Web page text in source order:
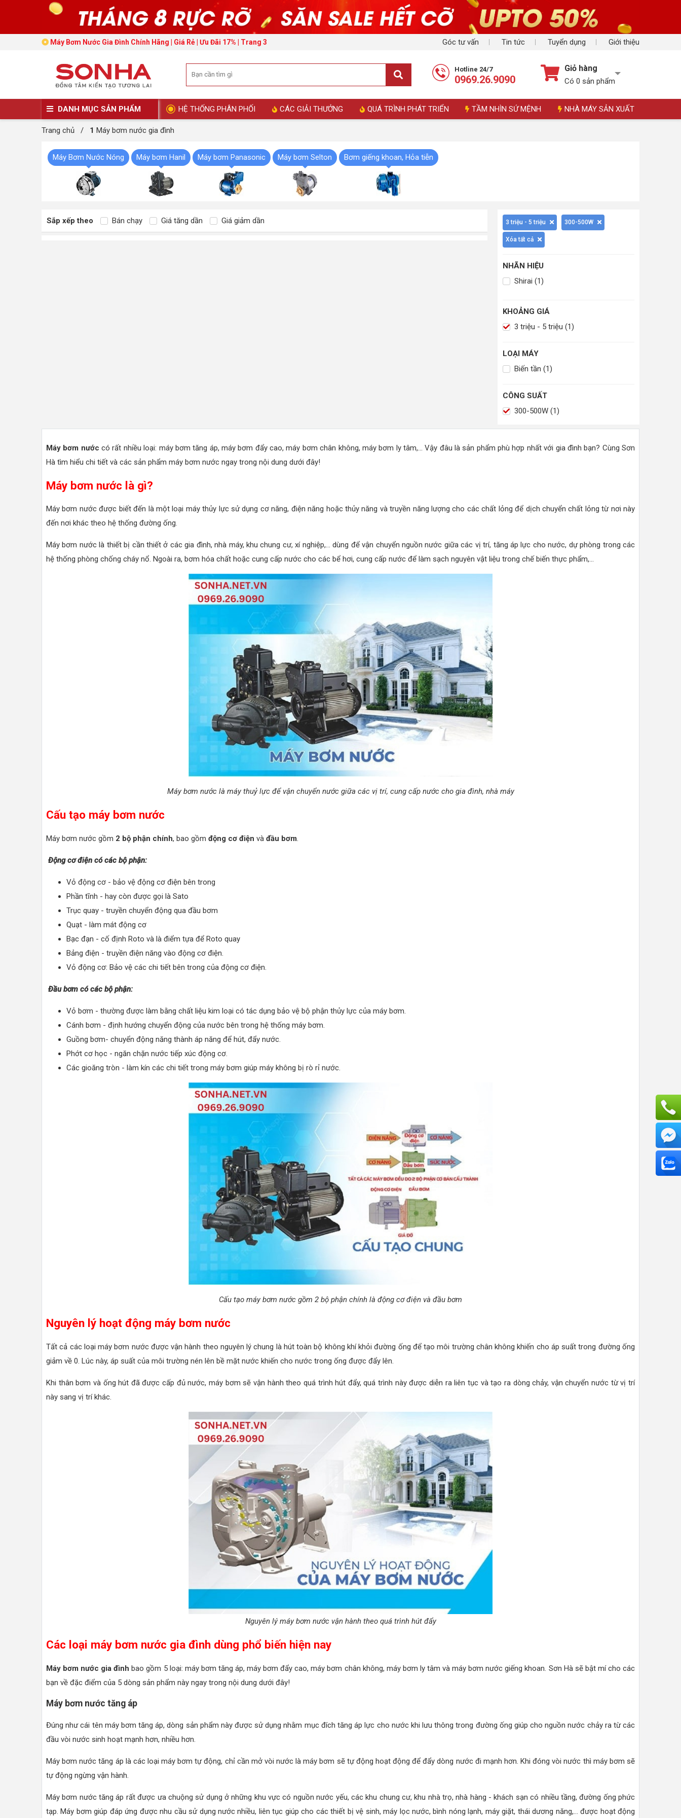
Góc tư vấn Tin tức Tuyển dụng Giới thiệu
Máy Bơm Nước Gia Đình Chính Hãng | Giá Rẻ | Ưu Đãi 17% | Trang 3
Hotline 24/7
0969.26.9090
Giỏ hàng
Có 0 sản phẩm
DANH MỤC SẢN PHẨM HỆ THỐNG PHÂN PHỐI CÁC GIẢI THƯỞNG QUÁ TRÌNH PHÁT TRIỂN TẦM NHÌN SỨ MỆNH NHÀ MÁY SẢN XUẤT
Trang chủ / 1 Máy bơm nước gia đình
Máy Bơm Nước Nóng Máy bơm Hanil Máy bơm Panasonic Máy bơm Selton Bơm giếng khoan, Hỏa tiễn
Sắp xếp theo Bán chạy Giá tăng dần Giá giảm dần 3 triệu - 5 triệu 300-500W
Xóa tất cả
NHÃN HIỆU
Shirai (1)
KHOẢNG GIÁ
3 triệu - 5 triệu (1)
LOẠI MÁY
Biến tần (1)
CÔNG SUẤT
300-500W (1)
Máy bơm nước có rất nhiều loại: máy bơm tăng áp, máy bơm đẩy cao, máy bơm chân không, máy bơm ly tâm,... Vậy đâu là sản phẩm phù hợp nhất với gia đình bạn? Cùng Sơn
Hà tìm hiểu chi tiết và các sản phẩm máy bơm nước ngay trong nội dung dưới đây!
Máy bơm nước là gì?
Máy bơm nước được biết đến là một loại máy thủy lực sử dụng cơ năng, điện năng hoặc thủy năng và truyền năng lượng cho các chất lỏng để dịch chuyển chất lỏng từ nơi này
đến nơi khác theo hệ thống đường ống.
Máy bơm nước là thiết bị cần thiết ở các gia đình, nhà máy, khu chung cư, xí nghiệp,... dùng để vận chuyển nguồn nước giữa các vị trí, tăng áp lực cho nước, dự phòng trong các
hệ thống phòng chống cháy nổ. Ngoài ra, bơm hóa chất hoặc cung cấp nước cho các bể hơi, cung cấp nước để làm sạch nguyên vật liệu trong chế biến thực phẩm,...
Máy bơm nước là máy thuỷ lực để vận chuyển nước giữa các vị trí, cung cấp nước cho gia đình, nhà máy
Cấu tạo máy bơm nước
Máy bơm nước gồm 2 bộ phận chính, bao gồm động cơ điện và đầu bơm
Động cơ điện có các bộ phận:
Vỏ động cơ - bảo vệ động cơ điện bên trong
Phần tĩnh - hay còn được gọi là Sato
Trục quay - truyền chuyển động qua đầu bơm
Quạt - làm mát động cơ
Bạc đạn - cố định Roto và là điểm tựa để Roto quay
Bảng điện - truyền điện năng vào động cơ điện.
Vỏ động cơ: Bảo vệ các chi tiết bên trong của động cơ điện.
Đầu bơm có các bộ phận:
Vỏ bơm - thường được làm bằng chất liệu kim loại có tác dụng bảo vệ bộ phận thủy lực của máy bơm.
Cánh bơm - định hướng chuyển động của nước bên trong hệ thống máy bơm.
Guồng bơm- chuyển động năng thành áp năng để hút, đẩy nước.
Phớt cơ học - ngăn chặn nước tiếp xúc động cơ.
Các gioăng tròn - làm kín các chi tiết trong máy bơm giúp máy không bị rò rỉ nước.
Cấu tạo máy bơm nước gồm 2 bộ phận chính là động cơ điện và đầu bơm
Nguyên lý hoạt động máy bơm nước
Tất cả các loại máy bơm nước được vận hành theo nguyên lý chung là hút toàn bộ không khí khỏi đường ống để tạo môi trường chân không khiến cho áp suất trong đường ống
giảm về 0. Lúc này, áp suất của môi trường nén lên bề mặt nước khiến cho nước trong ống được đẩy lên.
Khi thân bơm và ống hút đã được cấp đủ nước, máy bơm sẽ vận hành theo quá trình hút đẩy, quá trình này được diễn ra liên tục và tạo ra dòng chảy, vận chuyển nước từ vị trí
này sang vị trí khác.
Nguyên lý máy bơm nước vận hành theo quá trình hút đẩy
Các loại máy bơm nước gia đình dùng phổ biến hiện nay
Máy bơm nước gia đình bao gồm 5 loại: máy bơm tăng áp, máy bơm đẩy cao, máy bơm chân không, máy bơm ly tâm và máy bơm nước giếng khoan. Sơn Hà sẽ bật mí cho các
bạn về đặc điểm của 5 dòng sản phẩm này ngay trong nội dung dưới đây!
Máy bơm nước tăng áp
Đúng như cái tên máy bơm tăng áp, dòng sản phẩm này được sử dụng nhằm mục đích tăng áp lực cho nước khi lưu thông trong đường ống giúp cho nguồn nước chảy ra từ các
đầu vòi nước sinh hoạt mạnh hơn, nhiều hơn.
Máy bơm nước tăng áp là các loại máy bơm tự động, chỉ cần mở vòi nước là máy bơm sẽ tự động hoạt động để đẩy dòng nước đi mạnh hơn. Khi đóng vòi nước thì máy bơm sẽ
tự động ngừng vận hành.
Máy bơm nước tăng áp rất được ưa chuộng sử dụng ở những khu vực có nguồn nước yếu, các khu chung cư, khu nhà trọ, nhà hàng - khách sạn có nhiều tầng, đường ống phức
tạp. Máy bơm giúp đáp ứng được nhu cầu sử dụng nước nhiều, liên tục giúp cho các thiết bị vệ sinh, máy lọc nước, bình nóng lạnh, máy giặt, thái dương năng,... được hoạt động